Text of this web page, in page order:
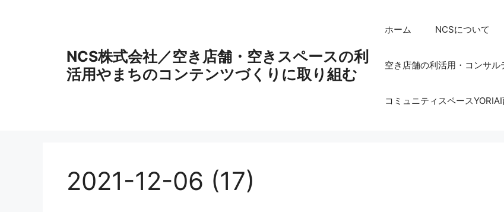
NCS株式会社／空き店舗・空きスペースの利
活用やまちのコンテンツづくりに取り組む
ホーム NCSについて
空き店舗の利活用・コンサル
コミュニティスペース
2021-12-06 (17)